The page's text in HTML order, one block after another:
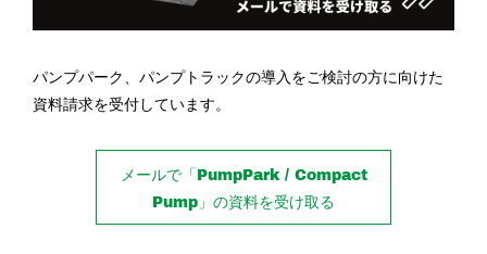
パンプパーク、パンプトラックの導入をご検討の方に向けた
資料請求を受付しています。
メールで「PumpPark / Compact
Pump」の資料を受け取る